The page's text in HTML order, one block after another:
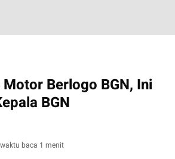
Berlogo BGN, Ini
BGN
waktu baca 1 menit